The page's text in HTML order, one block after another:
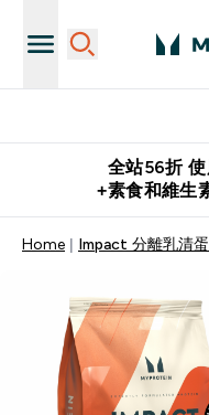
全站56折 使
+素食和維生
Home Impact 分離乳清